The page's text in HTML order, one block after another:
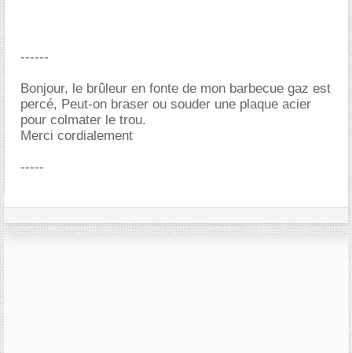
------
Bonjour, le brûleur en fonte de mon barbecue gaz est
percé, Peut-on braser ou souder une plaque acier
pour colmater le trou.
Merci cordialement
-----